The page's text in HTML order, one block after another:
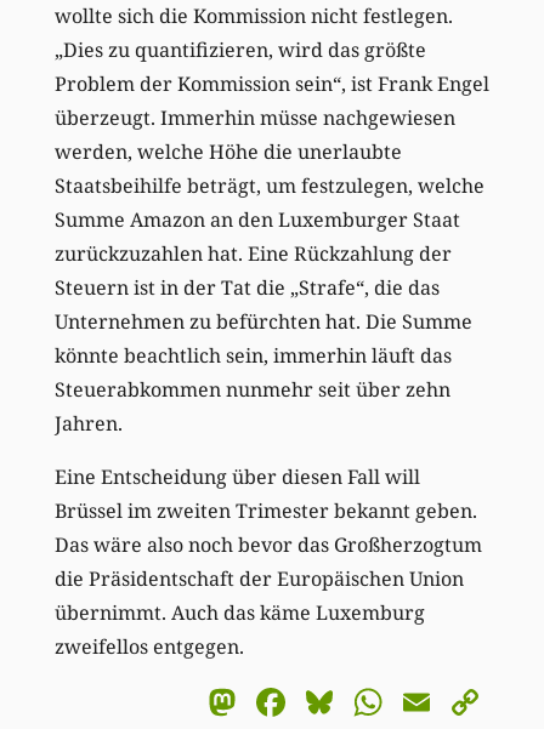
wollte sich die Kommission nicht festlegen.
„Dies zu quantifizieren, wird das größte
Problem der Kommission sein“, ist Frank Engel
überzeugt. Immerhin müsse nachgewiesen
werden, welche Höhe die unerlaubte
Staatsbeihilfe beträgt, um festzulegen, welche
Summe Amazon an den Luxemburger Staat
zurückzuzahlen hat. Eine Rückzahlung der
Steuern ist in der Tat die „Strafe“, die das
Unternehmen zu befürchten hat. Die Summe
könnte beachtlich sein, immerhin läuft das
Steuerabkommen nunmehr seit über zehn
Jahren.
Eine Entscheidung über diesen Fall will
Brüssel im zweiten Trimester bekannt geben.
Das wäre also noch bevor das Großherzogtum
die Präsidentschaft der Europäischen Union
übernimmt. Auch das käme Luxemburg
zweifellos entgegen.
Mastodon
Facebook
BlueskyEmail